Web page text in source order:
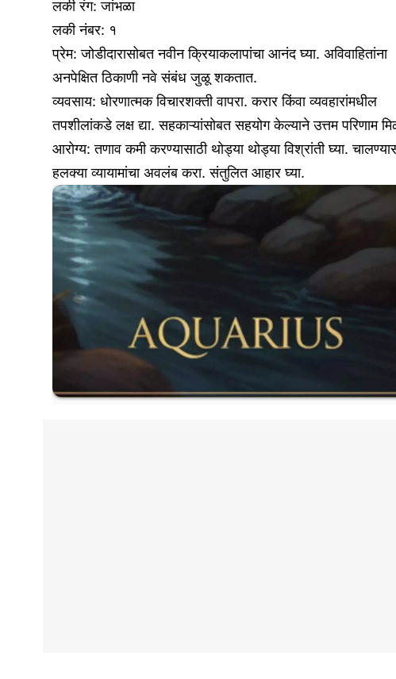
लकी रंग: जांभळा
लकी नंबर: १
प्रेम: जोडीदारासोबत नवीन क्रियाकलापांचा आनंद घ्या. अविवाहितांना
अनपेक्षित ठिकाणी नवे संबंध जुळू शकतात.
व्यवसाय: धोरणात्मक विचारशक्ती वापरा. करार किंवा व्यवहारांमधील
तपशीलांकडे लक्ष द्या. सहकाऱ्यांसोबत सहयोग केल्याने उत्तम परिणाम
आरोग्य: तणाव कमी करण्यासाठी थोड्या थोड्या विश्रांती घ्या.
हलक्या व्यायामांचा अवलंब करा. संतुलित आहार घ्या.